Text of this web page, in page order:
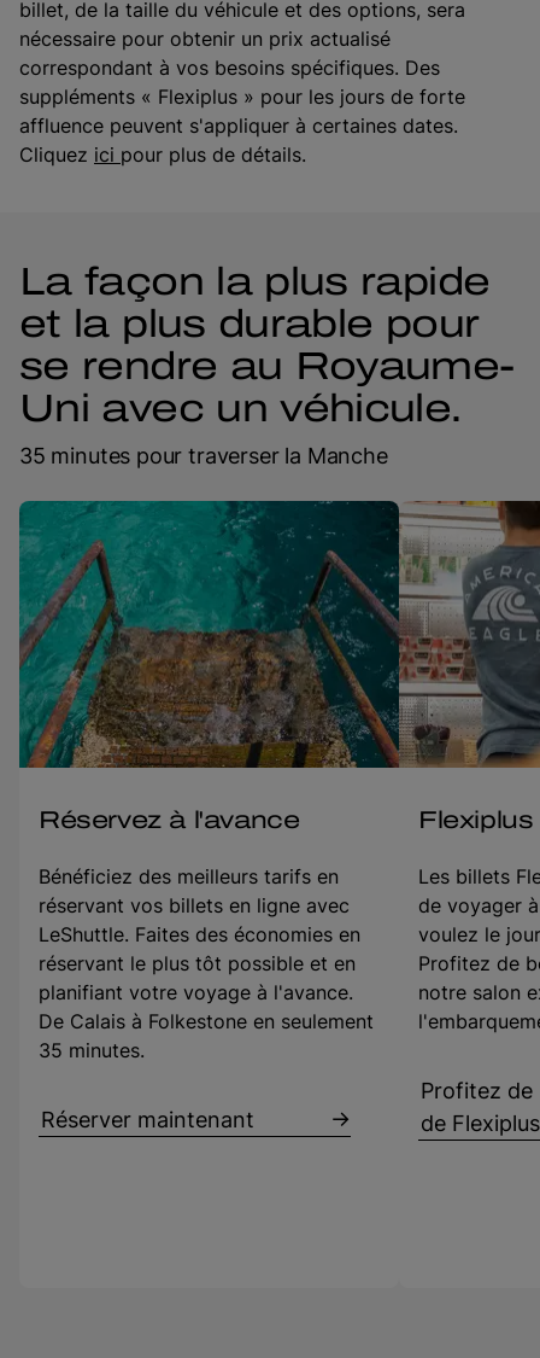
billet, de la taille du véhicule et des options, sera
nécessaire pour obtenir un prix actualisé
correspondant à vos besoins spécifiques. Des
suppléments « Flexiplus » pour les jours de forte
affluence peuvent s'appliquer à certaines dates.
Cliquez ici pour plus de détails.
La façon la plus rapide
et la plus durable pour
se rendre au Royaume-
Uni avec un véhicule.
35 minutes pour traverser la Manche
Réservez à l'avance
Bénéficiez des meilleurs tarifs en
réservant vos billets en ligne avec
LeShuttle. Faites des économies en
réservant le plus tôt possible et en
planifiant votre voyage à l'avance.
De Calais à Folkestone en seulement
35 minutes.
Réserver maintenant
Flexiplus
Les billets
de voyager
voulez le
Profitez de
notre salon
Profitez de
de Flexiplus